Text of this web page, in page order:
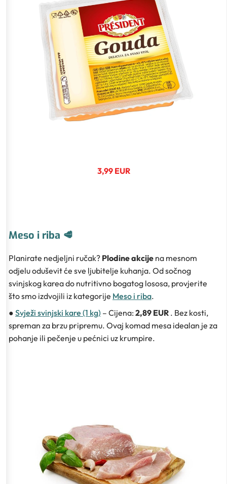
3,99 EUR
Meso i riba 🥩
Planirate nedjeljni ručak? Plodine akcije na mesnom
odjelu oduševit će sve ljubitelje kuhanja. Od sočnog
svinjskog karea do nutritivno bogatog lososa, provjerite
što smo izdvojili iz kategorije Meso i riba.
● Svježi svinjski kare (1 kg) – Cijena: 2,89 EUR . Bez kosti,
spreman za brzu pripremu. Ovaj komad mesa idealan je za
pohanje ili pečenje u pećnici uz krumpire.